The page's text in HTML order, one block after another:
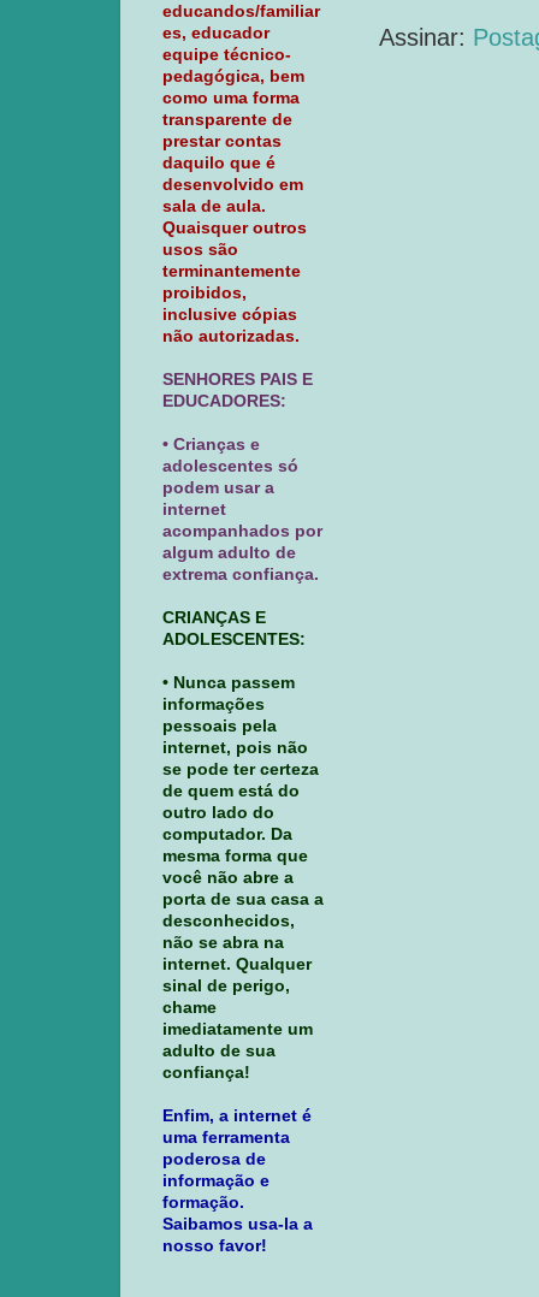
Assinar:
educandos/familiar
es, educador
equipe técnico-
pedagógica, bem
como uma forma
transparente de
prestar contas
daquilo que é
desenvolvido em
sala de aula.
Quaisquer outros
usos são
terminantemente
proibidos,
inclusive cópias
não autorizadas.
SENHORES PAIS E
EDUCADORES:
• Crianças e
adolescentes só
podem usar a
internet
acompanhados por
algum adulto de
extrema confiança.
CRIANÇAS E
ADOLESCENTES:
• Nunca passem
informações
pessoais pela
internet, pois não
se pode ter certeza
de quem está do
outro lado do
computador. Da
mesma forma que
você não abre a
porta de sua casa a
desconhecidos,
não se abra na
internet. Qualquer
sinal de perigo,
chame
imediatamente um
adulto de sua
confiança!
Enfim, a internet é
uma ferramenta
poderosa de
informação e
formação.
Saibamos usa-la a
nosso favor!